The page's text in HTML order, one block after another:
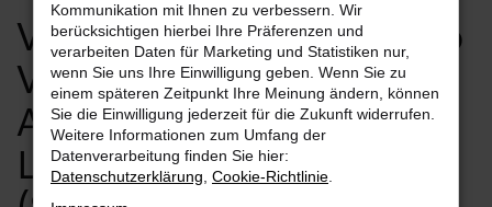
Volvo Halle (Saale), Volvo
V60 Jahreswagen
Angebote mit
Lieferservice nach Halle
Kommunikation mit Ihnen zu verbessern. Wir
berücksichtigen hierbei Ihre Präferenzen und
verarbeiten Daten für Marketing und Statistiken nur,
wenn Sie uns Ihre Einwilligung geben. Wenn Sie zu
einem späteren Zeitpunkt Ihre Meinung ändern, können
Sie die Einwilligung jederzeit für die Zukunft widerrufen.
Weitere Informationen zum Umfang der
Datenverarbeitung finden Sie hier:
Datenschutzerklärung Cookie-Richtlinie